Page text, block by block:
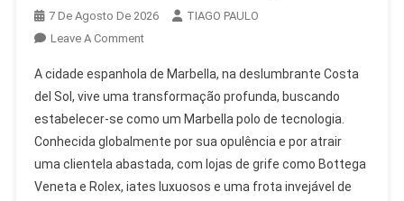
7 De Agosto De 2026
TIAGO PAULO
Leave A CommentOn
Se
Transforma:
De
Playground
Milionário
A
A cidade espanhola de Marbella, na deslumbrante Costa
del Sol, vive uma transformação profunda, buscando
estabelecer-se como um Marbella polo de tecnologia.
Conhecida globalmente por sua opulência e por atrair
uma clientela abastada, com lojas de grife como Bottega
Veneta e Rolex, iates luxuosos e uma frota invejável de